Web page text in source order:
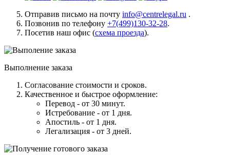
Отправив письмо на почту info@centrelegal.ru .
Позвонив по телефону +7(499)130-32-28.
Посетив наш офис (схема проезда).
Выполнение заказа
Согласование стоимости и сроков.
Качественное и быстрое оформление:
Перевод - от 30 минут.
Истребование - от 1 дня.
Апостиль - от 1 дня.
Легализация - от 3 дней.